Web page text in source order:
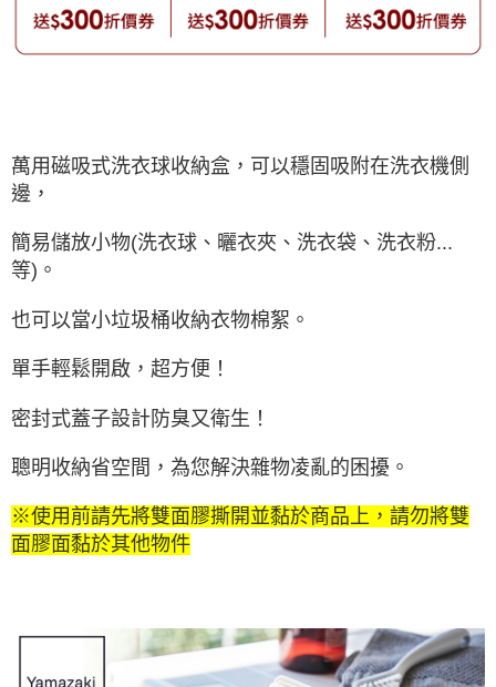
萬用磁吸式洗衣球收納盒，可以穩固吸附在洗衣機側
邊，
簡易儲放小物(洗衣球、曬衣夾、洗衣袋、洗衣粉...
等)。
也可以當小垃圾桶收納衣物棉絮。
單手輕鬆開啟，超方便！
密封式蓋子設計防臭又衛生！
聰明收納省空間，為您解決雜物凌亂的困擾。
※使用前請先將雙面膠撕開並黏於商品上，請勿將雙
面膠面黏於其他物件